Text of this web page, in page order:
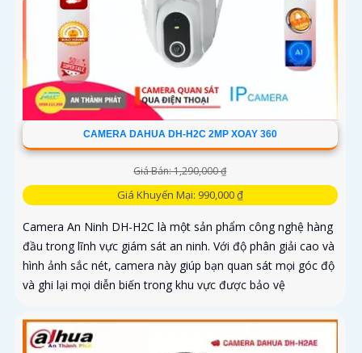
CAMERA DAHUA DH-H2C 2MP XOAY 360
Giá Bán: 1,290,000 ₫
Giá Khuyến Mại: 990,000 ₫
Camera An Ninh DH-H2C là một sản phẩm công nghệ hàng
đầu trong lĩnh vực giám sát an ninh. Với độ phân giải cao và
hình ảnh sắc nét, camera này giúp bạn quan sát mọi góc độ
và ghi lại mọi diễn biến trong khu vực được bảo vệ